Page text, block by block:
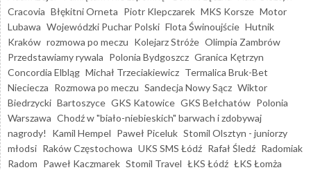
Cracovia Błękitni Orneta Piotr Klepczarek MKS Korsze Motor
Lubawa Wojewódzki Puchar Polski Flota Świnoujście Hutnik
Kraków rozmowa po meczu Kolejarz Stróże Olimpia Zambrów
Przedstawiamy rywala Polonia Bydgoszcz Granica Kętrzyn
Concordia Elbląg Michał Trzeciakiewicz Termalica Bruk-Bet
Nieciecza Rozmowa po meczu Sandecja Nowy Sącz Wiktor
Biedrzycki Bartoszyce GKS Katowice GKS Bełchatów Polonia
Warszawa Chodź w "biało-niebieskich" barwach i zdobywaj
nagrody!
Kamil Hempel Paweł Piceluk Stomil Olsztyn - juniorzy
młodsi Raków Częstochowa UKS SMS Łódź Rafał Śledź Radomiak
Radom Paweł Kaczmarek Stomil Travel ŁKS Łódź ŁKS Łomża